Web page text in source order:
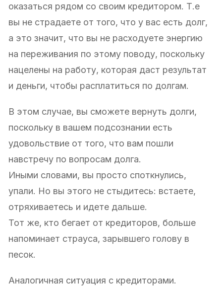
оказаться рядом со своим кредитором. Т.е
вы не страдаете от того, что у вас есть долг,
а это значит, что вы не расходуете энергию
на переживания по этому поводу, поскольку
нацелены на работу, которая даст результат
и деньги, чтобы расплатиться по долгам.
В этом случае, вы сможете вернуть долги,
поскольку в вашем подсознании есть
удовольствие от того, что вам пошли
навстречу по вопросам долга.
Иными словами, вы просто споткнулись,
упали. Но вы этого не стыдитесь: встаете,
отряхиваетесь и идете дальше.
Тот же, кто бегает от кредиторов, больше
напоминает страуса, зарывшего голову в
песок.
Аналогичная ситуация с кредиторами.